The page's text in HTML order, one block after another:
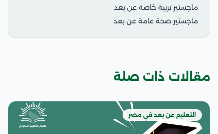
ماجستير تربية خاصة عن بعد
ماجستير صحة عامة عن بعد
مقالات ذات صلة
التعليم عن بعد في مصر